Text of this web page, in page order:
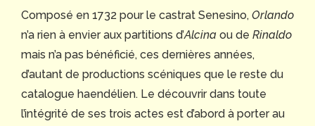
Composé en 1732 pour le castrat Senesino, Orlando
n’a rien à envier aux partitions d’Alcina ou de Rinaldo
mais n’a pas bénéficié, ces dernières années,
d’autant de productions scéniques que le reste du
catalogue haendélien. Le découvrir dans toute
l’intégrité de ses trois actes est d’abord à porter au